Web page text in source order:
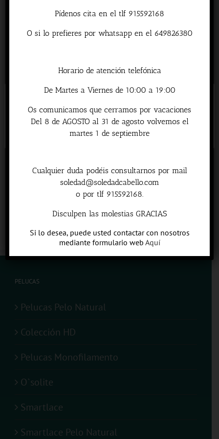
Detalles
PELUCAS
Pelucas Pelo Natural
Colección HD
Pelucas Monofilamento
O`solite
Smartlace
Smartlace Pelo Natural
Asumiremos que estás de acuerdo con esto, pero puedes optar
por no participar si lo deseas.
Aceptar
Pídenos cita en el tlf 915592168
O si lo prefieres por whatsapp en el 649826380
Horario de atención telefónica
De Martes a Viernes de 10:00 a 19:00
Os comunicamos que cerramos por vacaciones
Del 8 de AGOSTO al 31 de agosto volvemos el
martes 1 de septiembre
Cualquier duda podéis consultarnos por mail
soledad@soledadcabello.com
o por tlf 915592168.
Disculpen las molestias GRACIAS
Si lo desea, puede usted contactar con nosotros
mediante formulario web Aquí